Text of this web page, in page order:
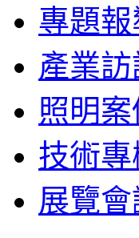
專題報
產業訪
照明案
技術專
展覽會